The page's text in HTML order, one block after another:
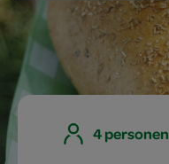
4 personen